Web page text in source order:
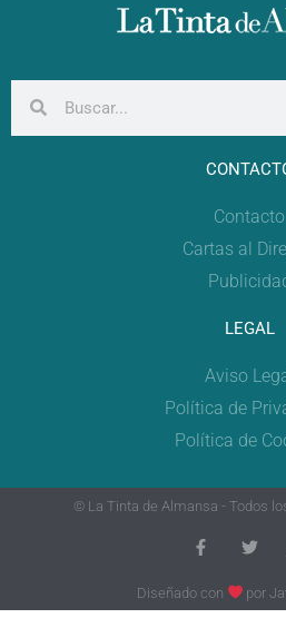
Contacto
Cartas al
LEGAL
Aviso
Política de
Política de
© La Tinta de Almansa - Todos
Diseñado con por